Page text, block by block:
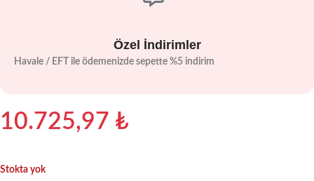
Özel İndirimler
Havale / EFT ile ödemenizde sepette %5 indirim
10.725,97 ₺
Stokta yok